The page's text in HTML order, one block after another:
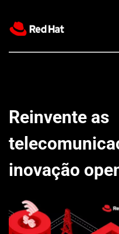
Reinvente as
inovação